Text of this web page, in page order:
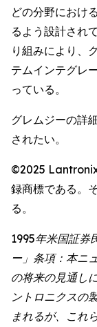
どの分野におけ
るよう設計され
り組みにより、
テムインテグレ
っている。
グレムジーの詳
されたい。
©2025
録商標である。
る。
1995年米国証券
ー」条項：本ニ
の将来の見通し
ントロニクスの
まれるが、これ